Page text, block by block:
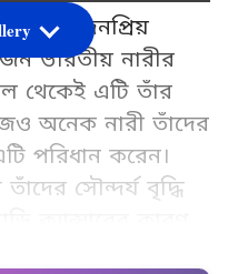
অত্যন্ত জনপ্রিয়
ভারতীয় নারীর
থেকেই এটি তাঁর
অনেক নারী তাঁদের
পরিধান করেন।
সৌন্দর্য বৃদ্ধি